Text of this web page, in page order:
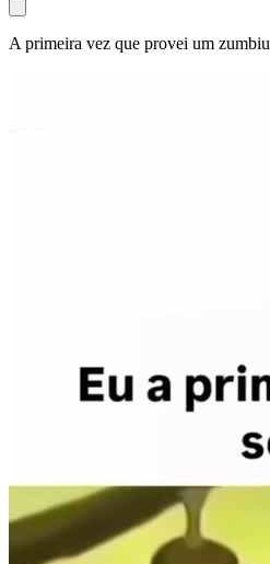
A primeira vez que provei um zumbiu